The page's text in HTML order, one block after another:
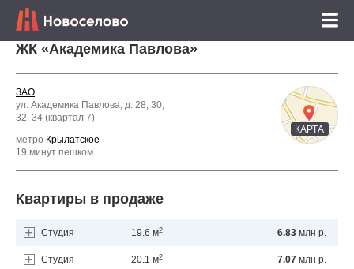
ЖК «Академика Павлова»
ЗАО
ул. Академика Павлова, д. 28, 30,
32, 34 (квартал 7)
метро Крылатское
19 минут пешком
КАРТА
Квартиры в продаже
Студия 19.6 м2 6.83млн р.
Студия 20.1 м2 7.07млн р.